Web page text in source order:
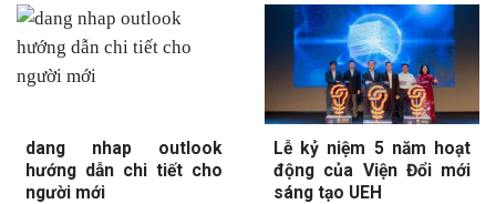
dang nhap outlook
hướng dẫn chi tiết cho
người mới
Lễ kỷ niệm 5 năm hoạt
động của Viện Đổi mới
sáng tạo UEH